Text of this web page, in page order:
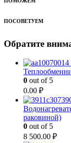
ПОСОВЕТУЕМ
Обратите
0 out of 5
0.00 ₽
раковиной)
0 out of 5
8 500.00 ₽